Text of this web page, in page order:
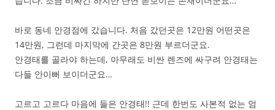
바로 동네 안경점에 갔습니다. 처음 갔던곳은 12만원 어떤곳은
14만원, 그런데 마지막에 간곳은 8만원 부르더군요.
안경태를 골라야 하는데, 아무래도 비싼 렌즈에 싸구려 안경태는
다들 안이뻐 보이더군요…
고르고 고르다 마음에 들은 안경태!! 근데 한번도 사본적 없는 엄